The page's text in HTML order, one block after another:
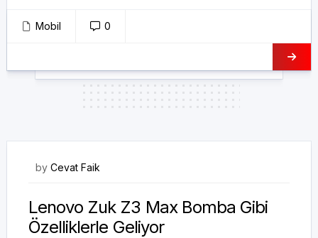
Mobil 0
by Cevat Faik
Lenovo Zuk Z3 Max Bomba Gibi
Özelliklerle Geliyor